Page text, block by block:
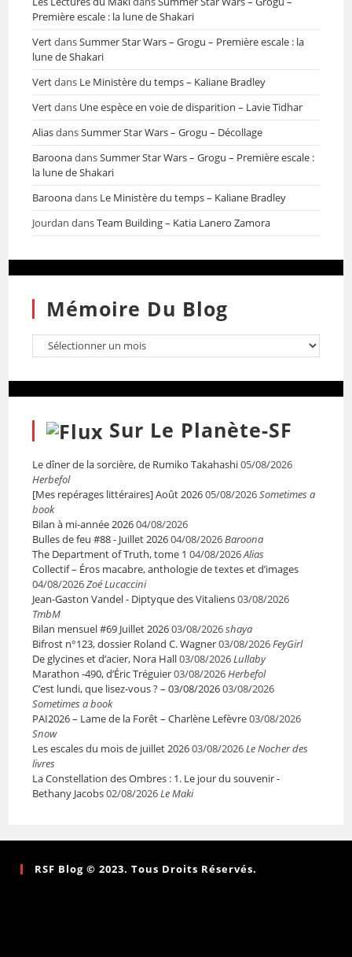
Première escale : la lune de Shakari
VertdansSummer Star Wars – Grogu – Première escale : la
lune de Shakari
Vertdans Le Ministère du temps – Kaliane Bradley
Vertdans Une espèce en voie de disparition – Lavie Tidhar
AliasdansSummer Star Wars – Grogu – Décollage
BaroonadansSummer Star Wars – Grogu – Première escale :
la lune de Shakari
Baroonadans Le Ministère du temps – Kaliane Bradley
Jourdan dansTeam Building – Katia Lanero Zamora
Mémoire Du Blog
Sur Le Planète-SF
Le dîner de la sorcière, de Rumiko Takahashi05/08/2026
Herbefol
[Mes repérages littéraires] Août 202605/08/2026Sometimes a
book
Bilan à mi-année 202604/08/2026
Bulles de feu #88 - Juillet 202604/08/2026Baroona
The Department of Truth, tome 1 04/08/2026Alias
Collectif – Éros macabre, anthologie de textes et d’images
04/08/2026Zoé Lucaccini
Jean-Gaston Vandel - Diptyque des Vitaliens03/08/2026
TmbM
Bilan mensuel #69 Juillet 202603/08/2026shaya
Bifrost n°123, dossier Roland C. Wagner03/08/2026FeyGirl
De glycines et d’acier, Nora Hall03/08/2026Lullaby
Marathon -490, d’Éric Tréguier03/08/2026Herbefol
C’est lundi, que lisez-vous ? – 03/08/202603/08/2026
Sometimes a book
PAI2026 – Lame de la Forêt – Charlène Lefèvre03/08/2026
Snow
Les escales du mois de juillet 202603/08/2026Le Nocher des
livres
La Constellation des Ombres : 1. Le jour du souvenir -
Bethany Jacobs02/08/2026Le Maki
RSF Blog © 2023. Tous Droits Réservés.